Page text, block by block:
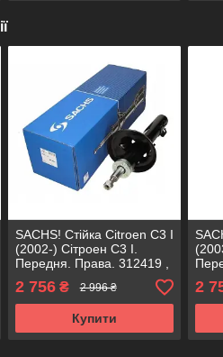
SACHS! Стійка Сitroen C3 I
(2002-) Сітроен С3 I.
Передня. Права. 312419 ,
334827 САКС
2 756₴ 2 996 ₴
Купити
2